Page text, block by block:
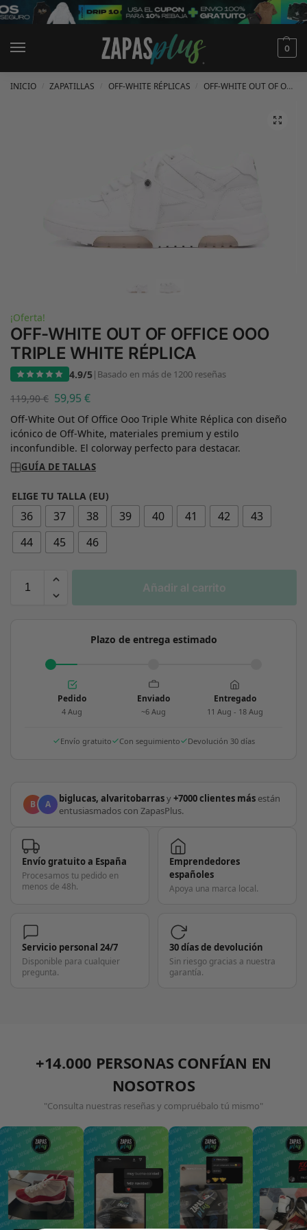
0
INICIO ZAPATILLAS OFF-WHITE RÉPLICAS OFF-WHITE OUT OF OFFICE RÉPLICAS
¡Oferta!
OFF-WHITE OUT OF OFFICE OOO
TRIPLE WHITE RÉPLICA
4.9/5| Basado en más de 1200 reseñas
119,90€ 59,95 €
Off-White Out Of Office Ooo Triple White Réplica con diseño
icónico de Off-White, materiales premium y estilo
inconfundible. El colorway perfecto para destacar.
GUÍA DE TALLAS
ELIGE TU TALLA (EU)
36 37 38 39 40 41 42
43
44
45 46
Añadir al carrito
Plazo de entrega estimado
Pedido
4 Aug
Enviado
~6 Aug
Entregado
11 Aug - 18 Aug
Envío gratuito Con seguimiento Devolución 30 días
B A biglucas, alvaritobarrasy+7000 clientes más están
entusiasmados con ZapasPlus.
Envío gratuito a España
Procesamos tu pedido en
menos de 48h.
Emprendedores
españoles
Apoya una marca local.
Servicio personal 24/7
Disponible para cualquier
pregunta.
30 días de devolución
Sin riesgo gracias a nuestra
garantía.
+14.000 PERSONAS CONFÍAN EN
NOSOTROS
"Consulta nuestras reseñas y compruébalo tú mismo"